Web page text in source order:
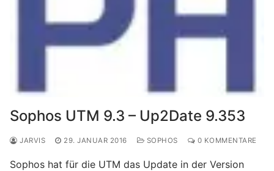
Sophos UTM 9.3 – Up2Date 9.353
JARVIS 29. JANUAR 2016 SOPHOS 0 KOMMENTARE
Sophos hat für die UTM das Update in der Version